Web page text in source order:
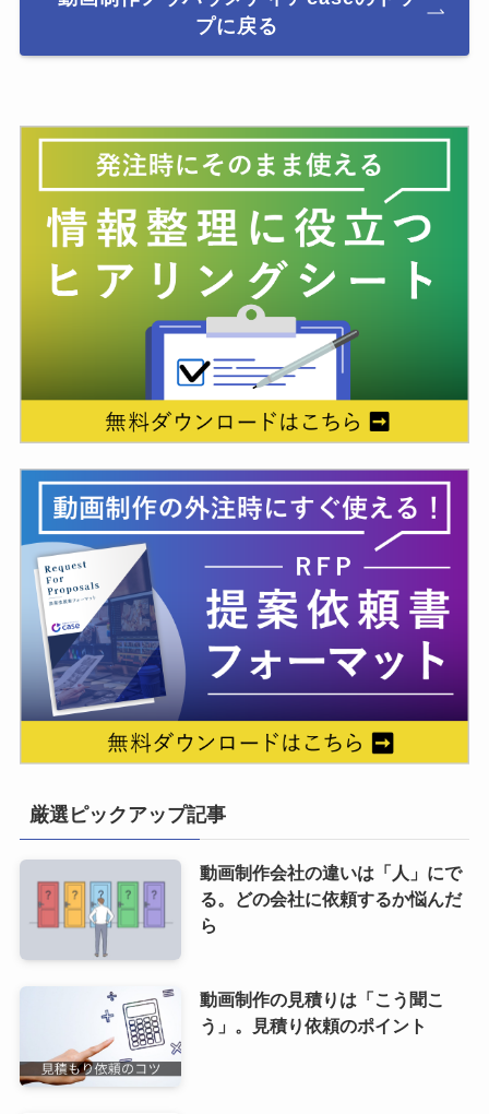
プに戻る
厳選ピックアップ記事
動画制作会社の違いは「人」にで
る。どの会社に依頼するか悩んだ
ら
動画制作の見積りは「こう聞こ
う」。見積り依頼のポイント